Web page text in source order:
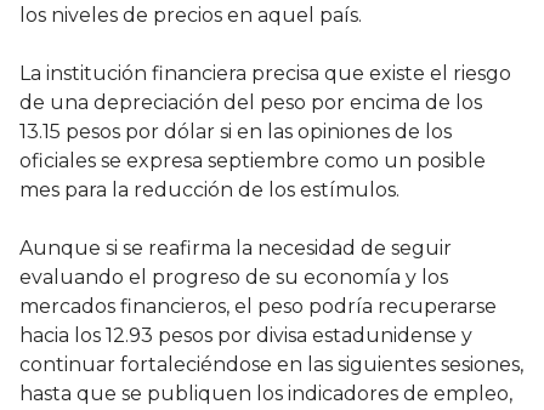
los niveles de precios en aquel país.
La institución financiera precisa que existe el riesgo
de una depreciación del peso por encima de los
13.15 pesos por dólar si en las opiniones de los
oficiales se expresa septiembre como un posible
mes para la reducción de los estímulos.
Aunque si se reafirma la necesidad de seguir
evaluando el progreso de su economía y los
mercados financieros, el peso podría recuperarse
hacia los 12.93 pesos por divisa estadunidense y
continuar fortaleciéndose en las siguientes sesiones,
hasta que se publiquen los indicadores de empleo,